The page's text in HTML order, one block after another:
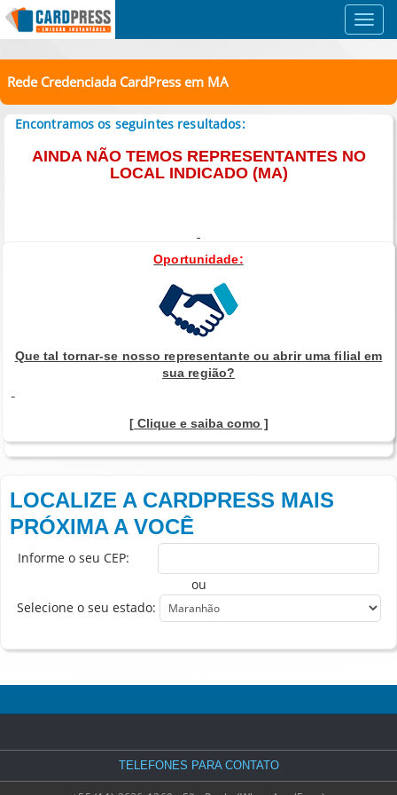
Rede Credenciada CardPress em MA
Encontramos os seguintes resultados:
AINDA NÃO TEMOS REPRESENTANTES NO
LOCAL INDICADO (MA)
Oportunidade:
Que tal tornar-se nosso representante ou abrir uma filial em
sua região?
[ Clique e saiba como ]
LOCALIZE A CARDPRESS MAIS
PRÓXIMA A VOCÊ
Informe o seu CEP:
ou
Selecione o seu estado:
TELEFONES PARA CONTATO